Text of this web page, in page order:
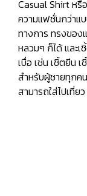
Casual Shirt หรื
ความแฟชั่นกว่าแ
ทางการ ทรงของ
หลวมๆ ก็ได้ และเ
เบื่อ เช่น เชิ้ตยีน
สำหรับผู้ชายทุกค
สามารถใส่ไปเที่ย